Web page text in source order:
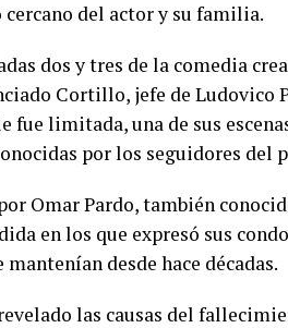
del actor y su familia.
dos y tres de la comedia
Cortillo, jefe de Ludovico
fue limitada, una de sus
por los seguidores del
Omar Pardo, también
en los que expresó sus
desde hace décadas.
las causas del